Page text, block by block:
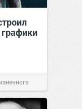
графики